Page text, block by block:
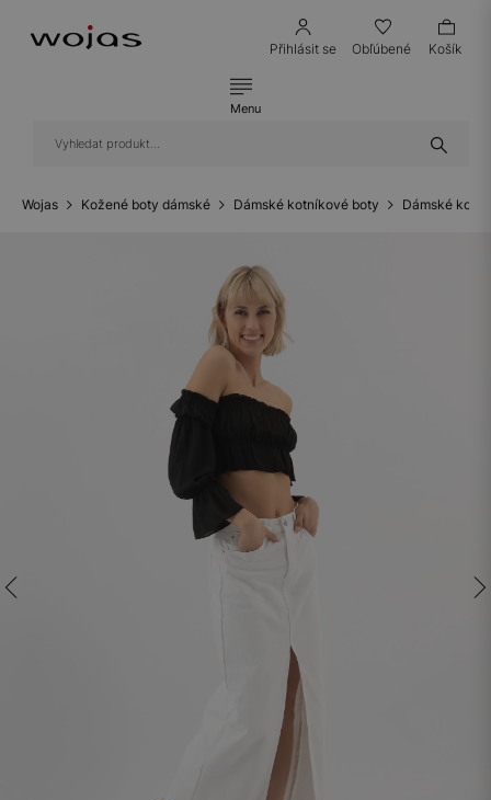
Přihlásit se Obľúbené Košík
Menu
Wojas Kožené boty dámské Dámské kotníkové boty Dámské